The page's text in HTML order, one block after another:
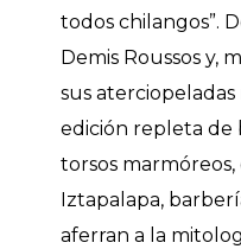
todos chilangos”.
Demis Roussos y,
sus
edición repleta de
torsos
Iztapalapa,
aferran a la